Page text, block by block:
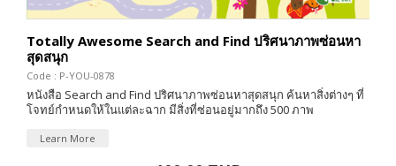
Totally Awesome Search and Find ปริศนาภาพซ่อนหา
สุดสนุก
Code : P-YOU-0878
หนังสือ Search and Find ปริศนาภาพซ่อนหาสุดสนุก ค้นหาสิ่งต่างๆ ที่
โจทย์กำหนดให้ในแต่ละฉาก มีสิ่งที่ซ่อนอยู่มากถึง 500 ภาพ
Learn More